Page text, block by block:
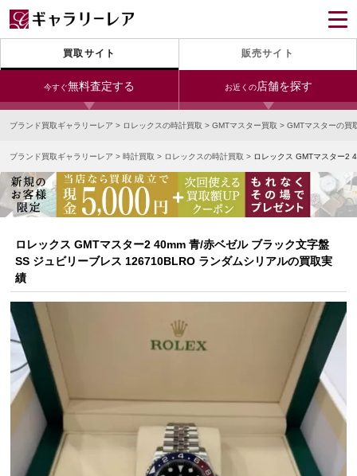
買取サイト 販売サイト
今すぐ無料査定する お近くの店舗を探す
24時間受付（対応時間10:00～19:00）
宅配買取を申し込む
無料の宅配キットをお届けします
今すぐ電話査定
受付時間 10:00～19:00
銀座本店 青山表参道店 新宿東口店
小田急新宿店 LAB東京 名古屋大須店
なんば店 神戸元町(三宮)店 LAB大阪
宅配買取を申し込む
ブランド買取ギャラリーレア > ロレックスの時計買取 > GMTマスター買取 > GMTマスターの買
ブランド買取ギャラリーレア > 時計買取 > ロレックスの時計買取 > ロレックス GMTマスター2
ロレックス GMTマスター2 40mm 青/赤ベゼル ブラック文字盤
SS ジュビリーブレス 126710BLRO ランダムシリアルの買取実
績